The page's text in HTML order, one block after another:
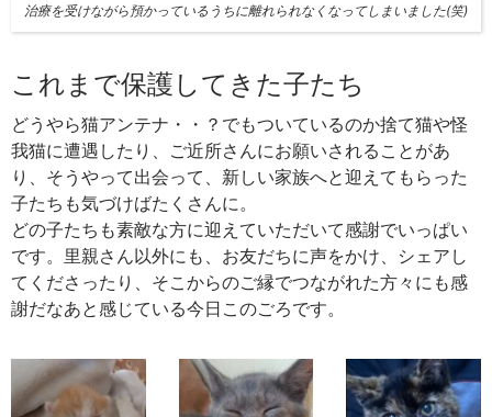
治療を受けながら預かっているうちに離れられなくなってしまいました(笑)
これまで保護してきた子たち
どうやら猫アンテナ・・？でもついているのか捨て猫や怪
我猫に遭遇したり、ご近所さんにお願いされることがあ
り、そうやって出会って、新しい家族へと迎えてもらった
子たちも気づけばたくさんに。
どの子たちも素敵な方に迎えていただいて感謝でいっぱい
です。里親さん以外にも、お友だちに声をかけ、シェアし
てくださったり、そこからのご縁でつながれた方々にも感
謝だなあと感じている今日このごろです。